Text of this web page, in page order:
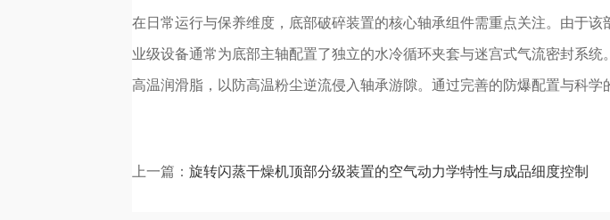
在日常运行与保养维度，底部破碎装置的核心轴承组件需重点关注。由于
业级设备通常为底部主轴配置了独立的水冷循环夹套与迷宫式气流密封系
高温润滑脂，以防高温粉尘逆流侵入轴承游隙。通过完善的防爆配置与科
上一篇： 旋转闪蒸干燥机顶部分级装置的空气动力学特性与成品细度控制